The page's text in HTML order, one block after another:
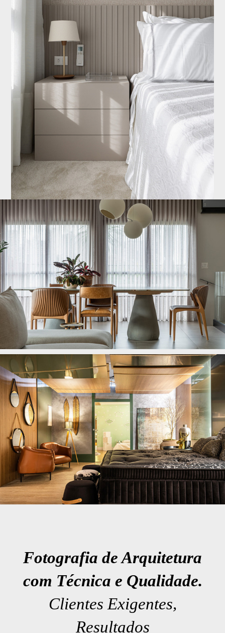
Fotografia de Arquitetura
com Técnica e Qualidade.
Clientes Exigentes,
Resultados